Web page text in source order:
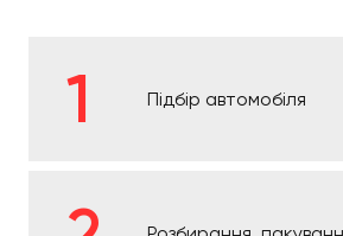
Підбір автомобіля